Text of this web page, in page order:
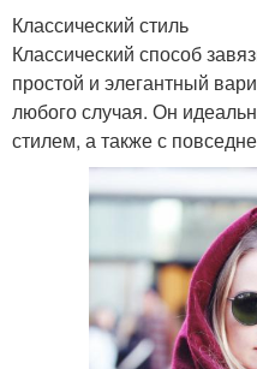
Классический стиль
Классический способ
простой и элегантный
любого случая. Он
стилем, а также с